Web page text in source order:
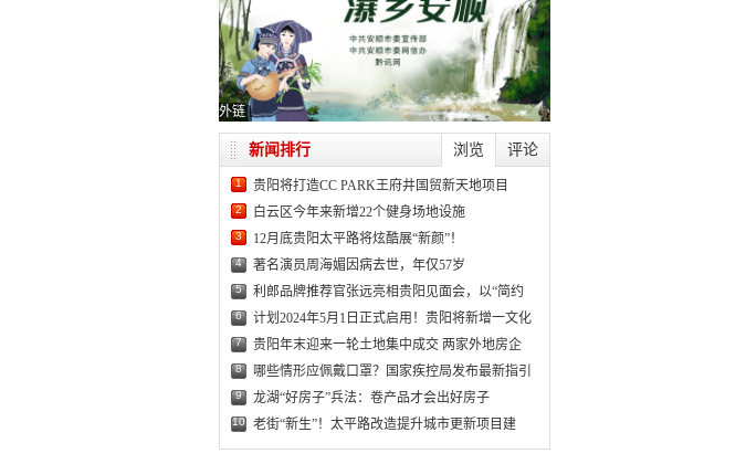
外链
浏览 评论
新闻排行
1 贵阳将打造CC PARK王府井国贸新天地项目
2 白云区今年来新增22个健身场地设施
3 12月底贵阳太平路将炫酷展“新颜”！
4 著名演员周海媚因病去世，年仅57岁
5 利郎品牌推荐官张远亮相贵阳见面会，以“简约
6 计划2024年5月1日正式启用！贵阳将新增一文化
7 贵阳年末迎来一轮土地集中成交 两家外地房企
8 哪些情形应佩戴口罩？国家疾控局发布最新指引
9 龙湖“好房子”兵法：卷产品才会出好房子
10 老街“新生”！太平路改造提升城市更新项目建